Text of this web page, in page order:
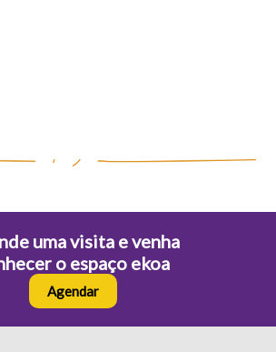
uma visita e venha
o espaço ekoa
Agendar